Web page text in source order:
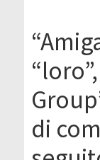
di